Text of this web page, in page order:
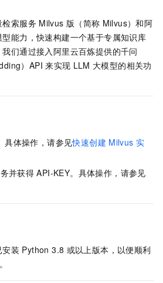
检索服务 Milvus 版（简称 Milvus）和阿
能力，快速构建一个基于专属知识库
们通过接入阿里云百炼提供的千问
）API 来实现 LLM 大模型的相关功
具体操作，请参见快速创建 Milvus 实
并获得 API-KEY。具体操作，请参见
装 Python 3.8 或以上版本，以便顺利